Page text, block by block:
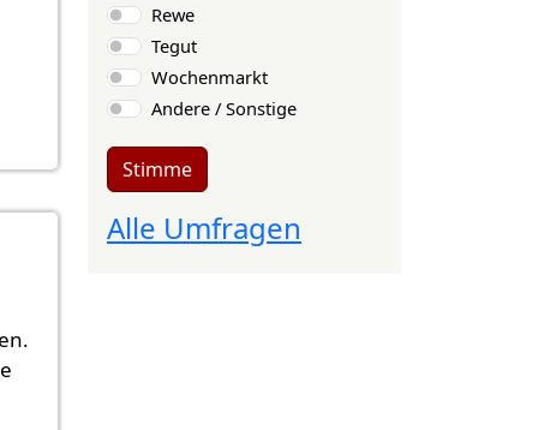
Rewe
Tegut
Wochenmarkt
Andere / Sonstige
Stimme
Alle Umfragen